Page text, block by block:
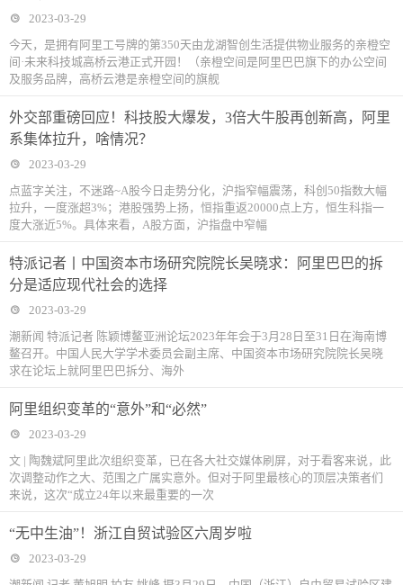
2023-03-29
今天，是拥有阿里工号牌的第350天由龙湖智创生活提供物业服务的亲橙空
间·未来科技城高桥云港正式开园！（亲橙空间是阿里巴巴旗下的办公空间
及服务品牌，高桥云港是亲橙空间的旗舰
外交部重磅回应！科技股大爆发，3倍大牛股再创新高，阿里
系集体拉升，啥情况？
2023-03-29
点蓝字关注，不迷路~A股今日走势分化，沪指窄幅震荡，科创50指数大幅
拉升，一度涨超3%；港股强势上扬，恒指重返20000点上方，恒生科指一
度大涨近5%。具体来看，A股方面，沪指盘中窄幅
特派记者丨中国资本市场研究院院长吴晓求：阿里巴巴的拆
分是适应现代社会的选择
2023-03-29
潮新闻 特派记者 陈颖博鳌亚洲论坛2023年年会于3月28日至31日在海南博
鳌召开。中国人民大学学术委员会副主席、中国资本市场研究院院长吴晓
求在论坛上就阿里巴巴拆分、海外
阿里组织变革的“意外”和“必然”
2023-03-29
文 | 陶魏斌阿里此次组织变革，已在各大社交媒体刷屏，对于看客来说，此
次调整动作之大、范围之广属实意外。但对于阿里最核心的顶层决策者们
来说，这次“成立24年以来最重要的一次
“无中生油”！浙江自贸试验区六周岁啦
2023-03-29